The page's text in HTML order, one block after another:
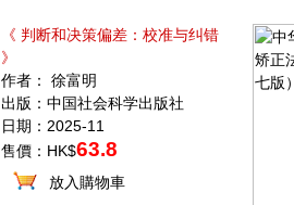
《 判断和决策偏差：校准与纠错
》
作者： 徐富明
出版：中国社会科学出版社
日期：2025-11
售價：HK$63.8
放入購物車